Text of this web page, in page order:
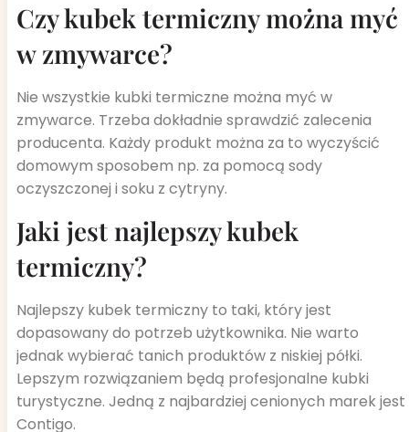
Czy kubek termiczny można myć
w zmywarce?
Nie wszystkie kubki termiczne można myć w
zmywarce. Trzeba dokładnie sprawdzić zalecenia
producenta. Każdy produkt można za to wyczyścić
domowym sposobem np. za pomocą sody
oczyszczonej i soku z cytryny.
Jaki jest najlepszy kubek
termiczny?
Najlepszy kubek termiczny to taki, który jest
dopasowany do potrzeb użytkownika. Nie warto
jednak wybierać tanich produktów z niskiej półki.
Lepszym rozwiązaniem będą profesjonalne kubki
turystyczne. Jedną z najbardziej cenionych marek jest
Contigo.